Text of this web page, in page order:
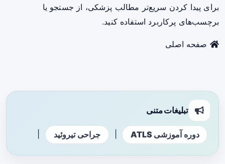
برای پیدا کردن سریع‌تر مطالب پزشکی، از جستجو یا
برچسب‌های پرکاربرد استفاده کنید.
صفحه اصلی
تبلیغات متنی
دوره آموزشی ATLS جراحی تیروئید